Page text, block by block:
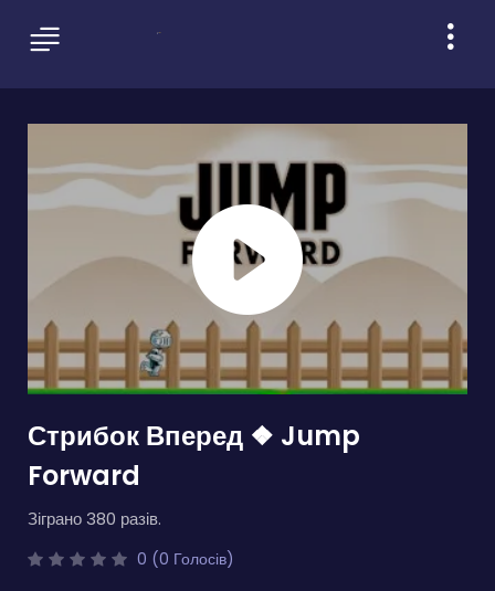
Стрибок Вперед ❖ Jump
Forward
Зіграно 380 разів.
0 (0 Голосів)